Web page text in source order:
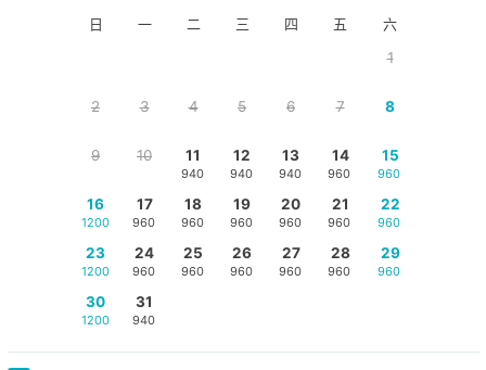
日 一 二 三 四 五
六
1
2 3 4 5 6 7 8
9 10 11
940
12
940
13
940
14
960
15
960
16
1200
17
960
18
960
19
960
20
960
21
960
22
960
23
1200
24
960
25
960
26
960
27
960
28
960
29
960
30
1200
31
940